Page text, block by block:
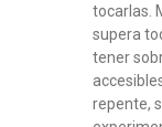
tocarlas.
supera
tener
repente,